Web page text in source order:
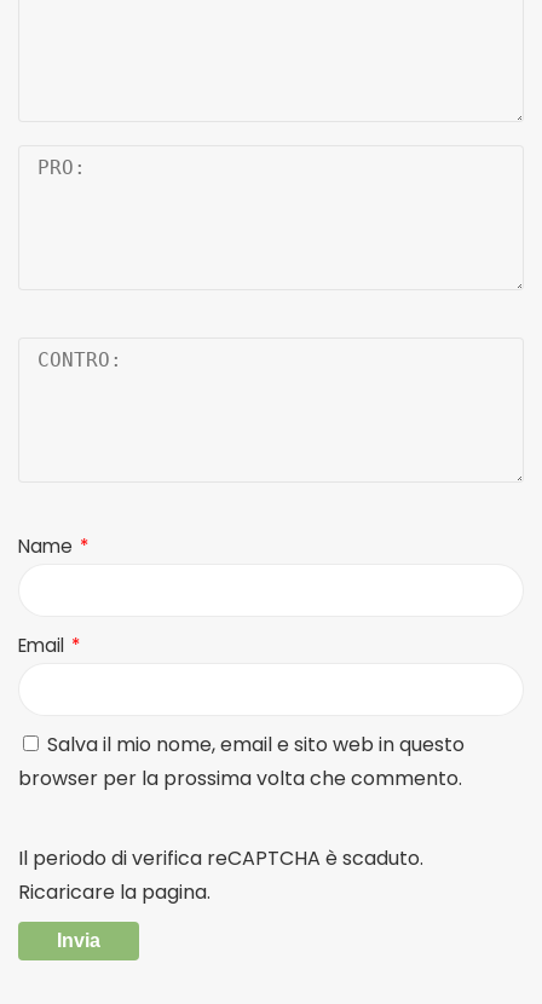
Name *
Email *
Salva il mio nome, email e sito web in questo
browser per la prossima volta che commento.
Il periodo di verifica reCAPTCHA è scaduto.
Ricaricare la pagina.